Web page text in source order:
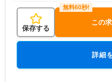
保存する
この
詳細